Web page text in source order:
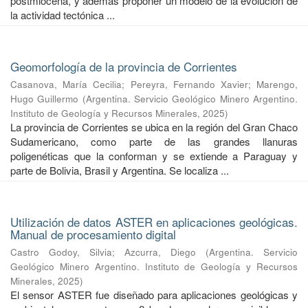
la actividad tectónica ...
Geomorfología de la provincia de Corrientes
Casanova, María Cecilia; Pereyra, Fernando Xavier; Marengo,
Hugo Guillermo (Argentina. Servicio Geológico Minero Argentino.
Instituto de Geología y Recursos Minerales, 2025)
La provincia de Corrientes se ubica en la región del Gran Chaco
Sudamericano, como parte de las grandes llanuras
poligenéticas que la conforman y se extiende a Paraguay y
parte de Bolivia, Brasil y Argentina. Se localiza ...
Utilización de datos ASTER en aplicaciones geológicas.
Manual de procesamiento digital
Castro Godoy, Silvia; Azcurra, Diego (Argentina. Servicio
Geológico Minero Argentino. Instituto de Geología y Recursos
Minerales, 2025)
El sensor ASTER fue diseñado para aplicaciones geológicas y